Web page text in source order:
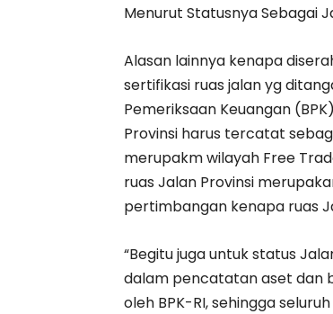
Menurut Statusnya Sebagai
Alasan lainnya kenapa
sertifikasi ruas jalan yg
Pemeriksaan Keuangan
Provinsi harus tercatat
merupakm wilayah Free
ruas Jalan Provinsi
pertimbangan kenapa ruas
“Begitu juga untuk status
dalam pencatatan aset dan
oleh BPK-RI, sehingga